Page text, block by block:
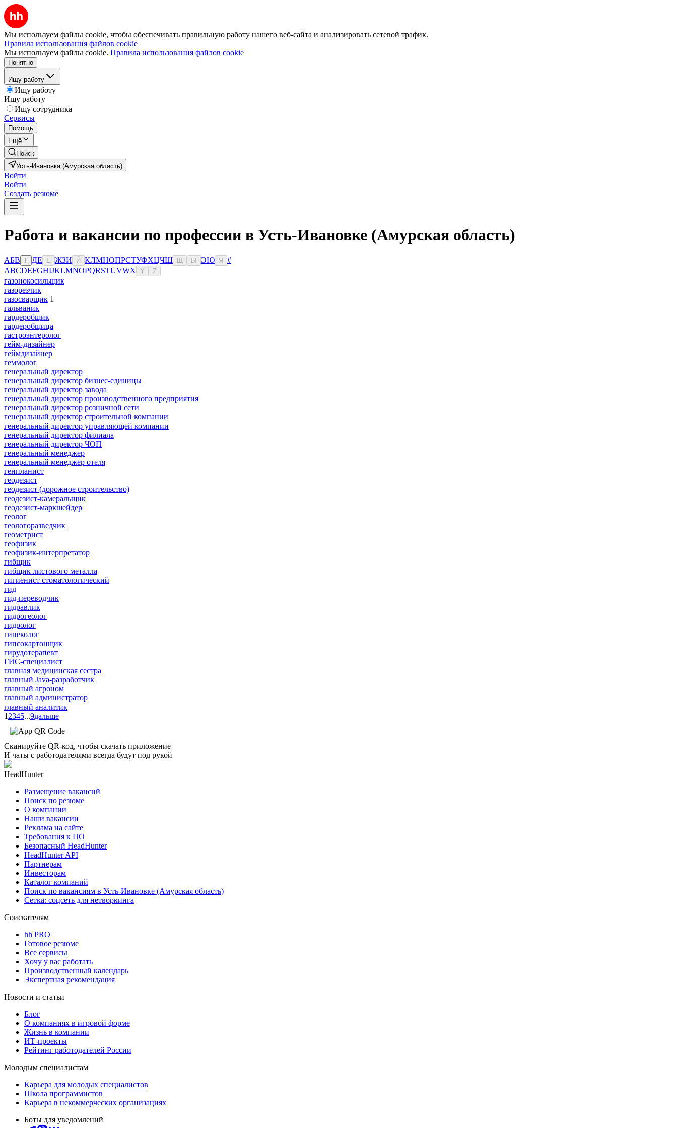
Мы используем файлы cookie, чтобы обеспечивать правильную работу нашего веб-сайта и анализировать сетевой трафик.
Правила использования файлов cookie
Мы используем файлы cookie. Правила использования файлов cookie
Понятно
Ищу работу
Ищу работу
Ищу работу
Ищу сотрудника
Сервисы
Помощь
Ещё
Поиск
Усть-Ивановка (Амурская область)
Войти
Войти
Создать резюме
Работа и вакансии по профессии в Усть-Ивановке (Амурская область)
АБВ Г ДЕ Ё ЖЗИ Й КЛМНОПРСТУФХЦЧШ Ы ЭЮ Я
#
ABCDEFGHIJKLMNOPQRSTUVWX Y Z
газонокосильщик
газорезчик
газосварщик 1
гальваник
гардеробщик
гардеробщица
гастроэнтеролог
гейм-дизайнер
геймдизайнер
геммолог
генеральный директор
генеральный директор бизнес-единицы
генеральный директор завода
генеральный директор производственного предприятия
генеральный директор розничной сети
генеральный директор строительной компании
генеральный директор управляющей компании
генеральный директор филиала
генеральный директор ЧОП
генеральный менеджер
генеральный менеджер отеля
генпланист
геодезист
геодезист (дорожное строительство)
геодезист-камеральщик
геодезист-маркшейдер
геолог
геологоразведчик
геометрист
геофизик
геофизик-интерпретатор
гибщик
гибщик листового металла
гигиенист стоматологический
гид
гид-переводчик
гидравлик
гидрогеолог
гидролог
гинеколог
гипсокартонщик
гирудотерапевт
ГИС-специалист
главная медицинская сестра
главный Java-разработчик
главный агроном
главный администратор
главный аналитик
1 2345...9дальше
Сканируйте QR-код, чтобы скачать приложение
И чаты с работодателями всегда будут под рукой
HeadHunter
Размещение вакансий
Поиск по резюме
О компании
Наши вакансии
Реклама на сайте
Требования к ПО
Безопасный HeadHunter
HeadHunter API
Партнерам
Инвесторам
Каталог компаний
Поиск по вакансиям в Усть-Ивановке (Амурская область)
Сетка: соцсеть для нетворкинга
Соискателям
hh PRO
Готовое резюме
Все сервисы
Хочу у вас работать
Производственный календарь
Экспертная рекомендация
Новости и статьи
Блог
О компаниях в игровой форме
Жизнь в компании
ИТ-проекты
Рейтинг работодателей России
Молодым специалистам
Карьера для молодых специалистов
Школа программистов
Карьера в некоммерческих организациях
Боты для уведомлений